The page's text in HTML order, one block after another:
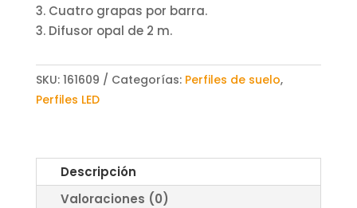
3. Cuatro grapas por barra.
3. Difusor opal de 2 m.
SKU: 161609 Categorías: Perfiles de suelo,
Perfiles LED
Descripción
Valoraciones (0)